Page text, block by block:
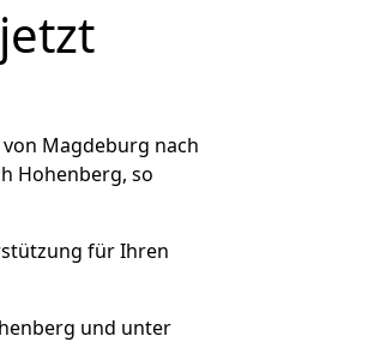
Magdeburg nach
Hohenberg, so
für Ihren
und unter